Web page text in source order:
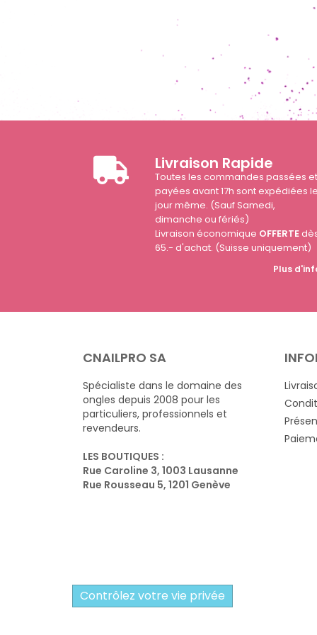
Livraison Rapide
Toutes les commandes passées
payées avant 17h sont expédiées
jour même. (Sauf Samedi,
dimanche ou fériés)
Livraison économique OFFERTE
65.- d'achat. (Suisse uniquement)
Plus
CNAILPRO SA
Spécialiste dans le domaine des
ongles depuis 2008 pour les
particuliers, professionnels et
revendeurs.
LES BOUTIQUES :
Rue Caroline 3, 1003 Lausanne
Rue Rousseau 5, 1201 Genève
Contrôlez votre vie privée